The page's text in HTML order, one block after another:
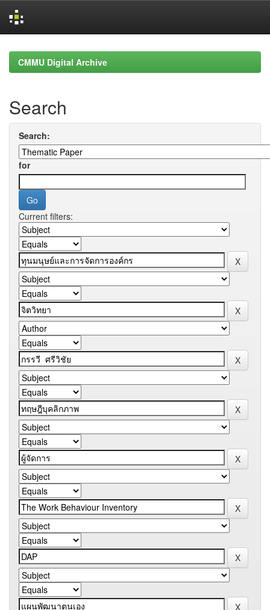
navigationCMMU Digital Archive
Search
Search:
for
Current filters: